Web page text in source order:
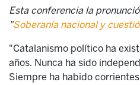
Esta conferencia la
"Soberanía nacional y
"Catalanismo político ha
años. Nunca ha sido
Siempre ha habido